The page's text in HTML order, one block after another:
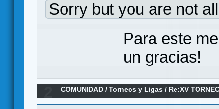
Sorry but you are not
Para este
un gracias!
COMUNIDAD /Torneos y Ligas / Re:XV